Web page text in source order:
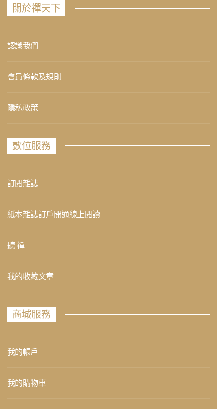
關於禪天下
認識我們
會員條款及規則
隱私政策
數位服務
訂閱雜誌
紙本雜誌訂戶開通線上閱讀
聽 禪
我的收藏文章
商城服務
我的帳戶
我的購物車